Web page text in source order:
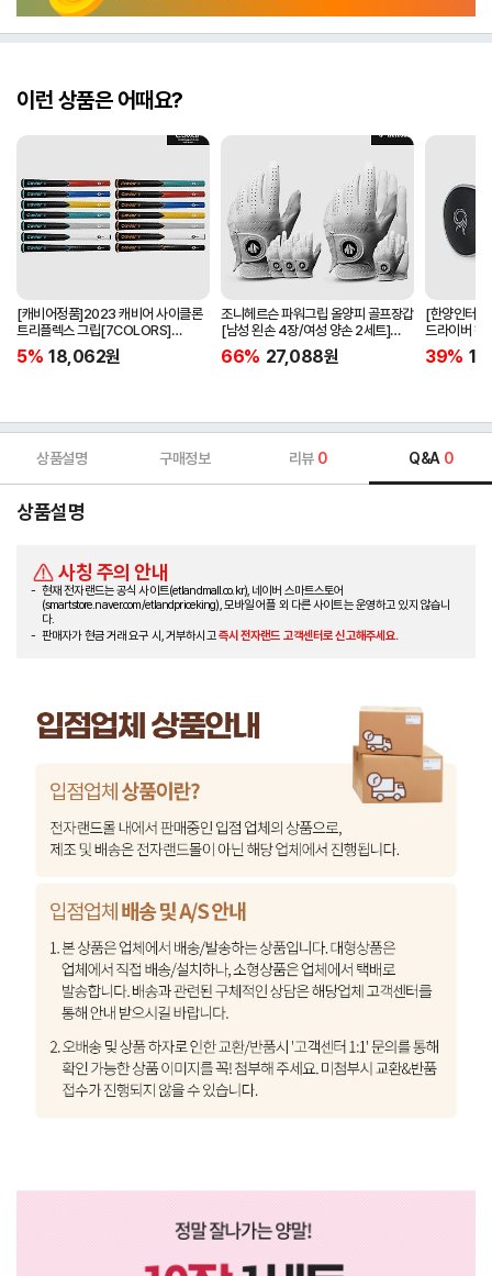
이런 상품은 어때요?
[캐비어정품]2023 캐비어 사이클론
트리플렉스 그립[7COLORS]
[라운드][39g/42g/46g/50g]
[R/S 토크]
5% 18,062원
조니헤르슨 파워그립 올양피 골프장갑
[남성 왼손 4장/여성 양손 2세트]
[화이트][케이스포함]
66% 27,088원
[한양인터
드라이버 헤
[HD-302]
39%
상품설명 구매정보 리뷰 0 Q&A 0
상품설명
사칭 주의 안내
현재 전자랜드는 공식 사이트(etlandmall.co.kr), 네이버 스마트스토어
(smartstore.naver.com/etlandpriceking), 모바일 어플 외 다른 사이트는 운영하고 있지 않습니
다.
판매자가 현금 거래 요구 시, 거부하시고즉시 전자랜드 고객센터로 신고해주세요.